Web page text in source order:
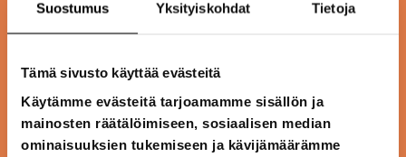
Suostumus Yksityiskohdat Tietoja
Tämä sivusto käyttää evästeitä
Käytämme evästeitä tarjoamamme sisällön ja
mainosten räätälöimiseen, sosiaalisen median
ominaisuuksien tukemiseen ja kävijämäärämme